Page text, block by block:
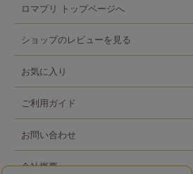
ロマプリ トップページへ
ショップのレビューを見る
お気に入り
ご利用ガイド
お問い合わせ
会社概要